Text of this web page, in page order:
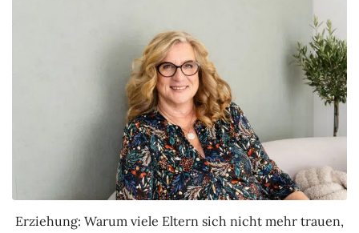
Erziehung: Warum viele Eltern sich nicht mehr trauen,